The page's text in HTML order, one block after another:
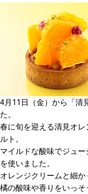
4月11日（金）から「清
た。
春に旬を迎える清見オ
ルト。
マイルドな酸味でジュ
を使いました。
オレンジクリームと細
橘の酸味や香りをいっそ